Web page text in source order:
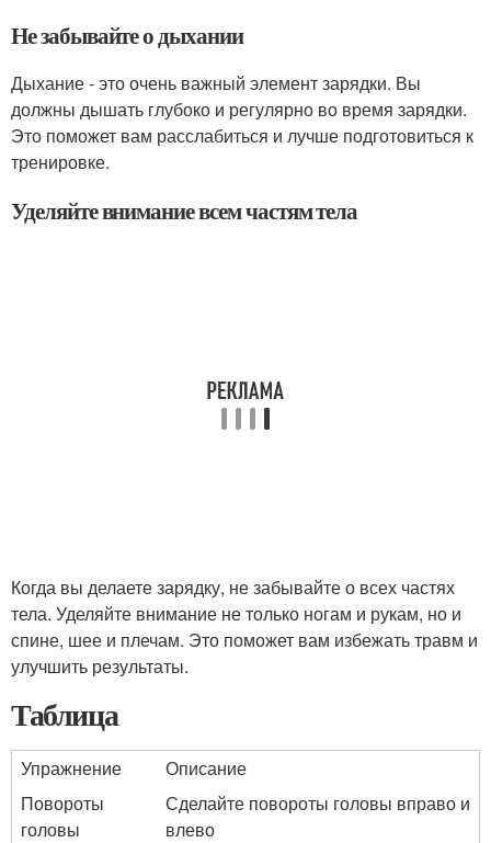
Не забывайте о дыхании
Дыхание - это очень важный элемент зарядки. Вы
должны дышать глубоко и регулярно во время зарядки.
Это поможет вам расслабиться и лучше подготовиться к
тренировке.
Уделяйте внимание всем частям тела
Когда вы делаете зарядку, не забывайте о всех частях
тела. Уделяйте внимание не только ногам и рукам, но и
спине, шее и плечам. Это поможет вам избежать травм и
улучшить результаты.
Таблица
Упражнение
Описание
Повороты
головы
Сделайте повороты головы вправо и
влево